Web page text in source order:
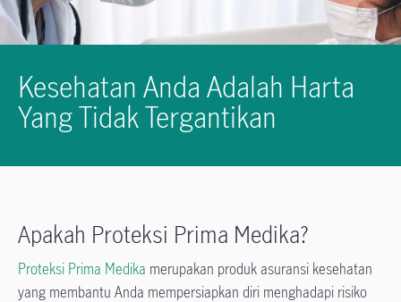
Kesehatan Anda Adalah Harta
Yang Tidak Tergantikan
Apakah Proteksi Prima Medika?
Proteksi Prima Medika merupakan produk asuransi kesehatan
yang membantu Anda mempersiapkan diri menghadapi risiko